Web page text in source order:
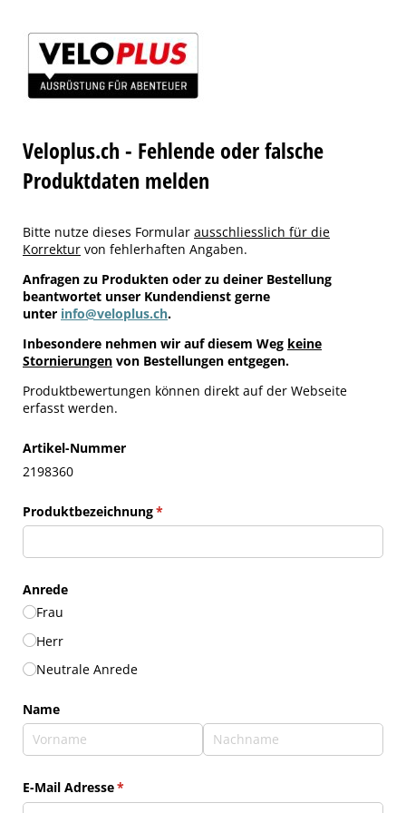
Veloplus.ch - Fehlende oder falsche
Produktdaten melden
Bitte nutze dieses Formular ausschliesslich für die
Korrektur von fehlerhaften Angaben.
Anfragen zu Produkten oder zu deiner Bestellung
beantwortet unser Kundendienst gerne
unter info@veloplus.ch.
Inbesondere nehmen wir auf diesem Weg keine
Stornierungen von Bestellungen entgegen.
Produktbewertungen können direkt auf der Webseite
erfasst werden.
Artikel-Nummer
2198360
Produktbezeichnung*
(erforderlich)
Anrede
Frau
Herr
Neutrale Anrede
Name
E-Mail Adresse*
(erforderlich)